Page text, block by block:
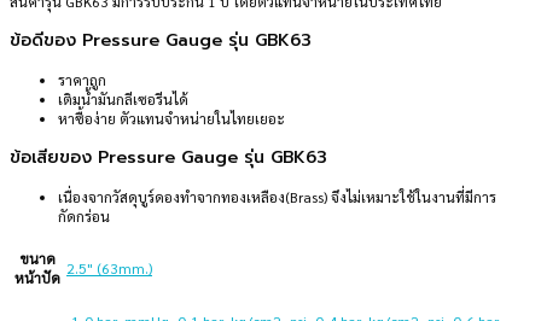
ข้อดีของ Pressure Gauge รุ่น GBK63
ราคาถูก
เติมน้ำมันกลีเซอรีนได้
หาซื้อง่าย ตัวแทนจำหน่ายในไทยเยอะ
ข้อเสียของ Pressure Gauge รุ่น GBK63
เนื่องจากวัสดุบูร์ดองทำจากทองเหลือง(Brass) จึงไม่เหมาะใช้ในงานที่มีการ
กัดกร่อน
ขนาด
หน้าปัด 2.5" (63mm.)